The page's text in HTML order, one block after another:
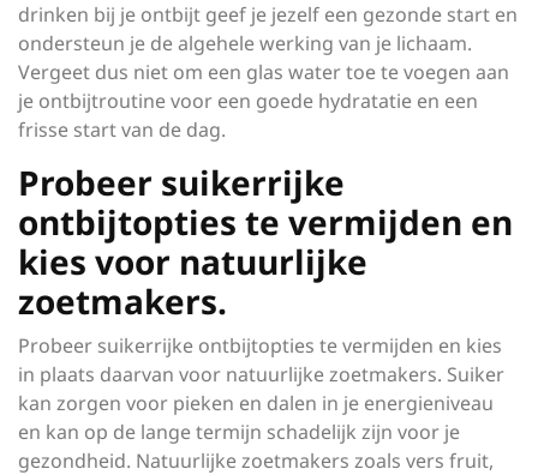
drinken bij je ontbijt geef je jezelf een gezonde start en
ondersteun je de algehele werking van je lichaam.
Vergeet dus niet om een glas water toe te voegen aan
je ontbijtroutine voor een goede hydratatie en een
frisse start van de dag.
Probeer suikerrijke
ontbijtopties te vermijden en
kies voor natuurlijke
zoetmakers.
Probeer suikerrijke ontbijtopties te vermijden en kies
in plaats daarvan voor natuurlijke zoetmakers. Suiker
kan zorgen voor pieken en dalen in je energieniveau
en kan op de lange termijn schadelijk zijn voor je
gezondheid. Natuurlijke zoetmakers zoals vers fruit,